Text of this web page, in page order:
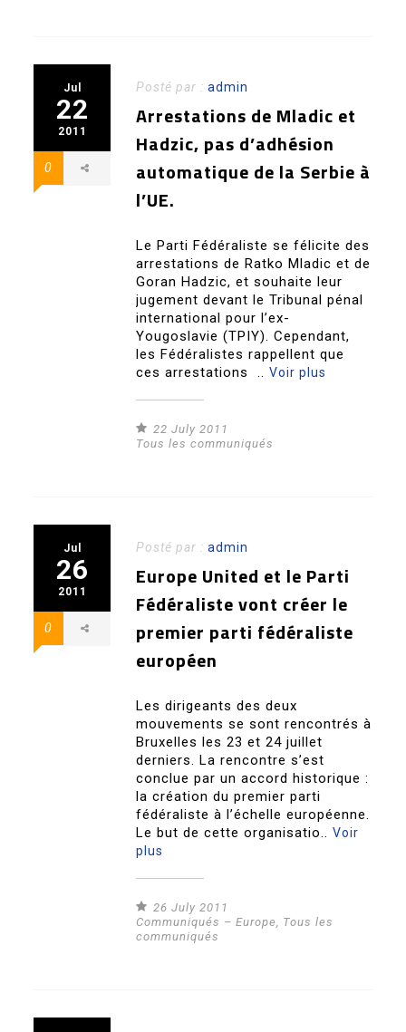
Jul
22
2011
0
Posté par :admin
Arrestations de Mladic et
Hadzic, pas d’adhésion
automatique de la Serbie à
l’UE.
Le Parti Fédéraliste se félicite des
arrestations de Ratko Mladic et de
Goran Hadzic, et souhaite leur
jugement devant le Tribunal pénal
international pour l’ex-
Yougoslavie (TPIY). Cependant,
les Fédéralistes rappellent que
ces arrestations ..Voir plus
22 July 2011
Tous les communiqués
Jul
26
2011
0
Posté par :admin
Europe United et le Parti
Fédéraliste vont créer le
premier parti fédéraliste
européen
Les dirigeants des deux
mouvements se sont rencontrés à
Bruxelles les 23 et 24 juillet
derniers. La rencontre s’est
conclue par un accord historique :
la création du premier parti
fédéraliste à l’échelle européenne.
Le but de cette organisatio..Voir
plus
26 July 2011
Communiqués – Europe, Tous les
communiqués